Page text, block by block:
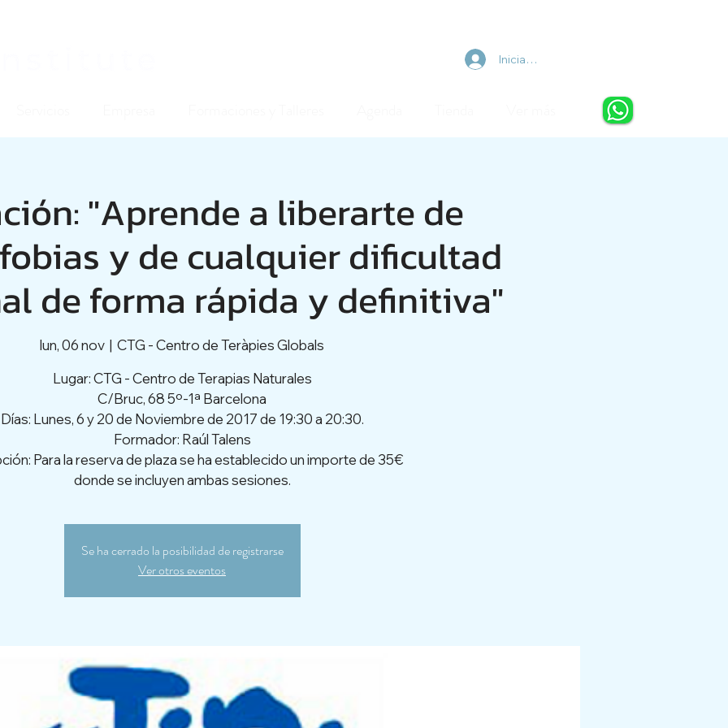
Iniciar sesión
"Aprende a liberarte de
y de cualquier dificultad
de forma rápida y definitiva"
lun, 06 nov
  |
CTG - Centro de Teràpies Globals
Lugar: CTG - Centro de Terapias Naturales
C/Bruc, 68 5º-1ª Barcelona
Días: Lunes, 6 y 20 de Noviembre de 2017 de 19:30 a 20:30.
Formador: Raúl Talens
Para la reserva de plaza se ha establecido un importe de 35€
donde se incluyen ambas sesiones.
Se ha cerrado la posibilidad de registrarse
Ver otros eventos